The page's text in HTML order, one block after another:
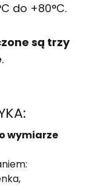
do +80°C.
są trzy
.
wymiarze